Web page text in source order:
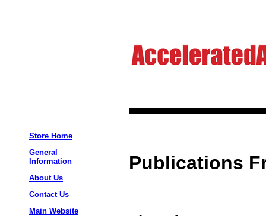
Store Home
General
Information
About Us
Contact Us
Main Website
Publications